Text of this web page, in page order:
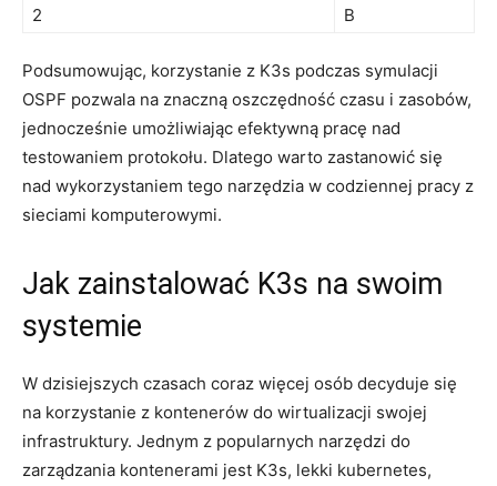
2
B
Podsumowując, ‍korzystanie z K3s podczas symulacji ​
OSPF pozwala⁢ na znaczną oszczędność czasu i zasobów,⁤
jednocześnie ‍umożliwiając‍ efektywną ⁣pracę⁤ nad
testowaniem ⁤protokołu. Dlatego warto zastanowić się
nad wykorzystaniem tego narzędzia w codziennej pracy z
sieciami komputerowymi.
Jak ‍zainstalować K3s​ na swoim
systemie
W dzisiejszych czasach coraz więcej​ osób⁤ decyduje się
na ​korzystanie z ⁣kontenerów do wirtualizacji swojej‍
infrastruktury. Jednym z⁢ popularnych⁣ narzędzi do
zarządzania kontenerami jest ‌K3s, lekki kubernetes,